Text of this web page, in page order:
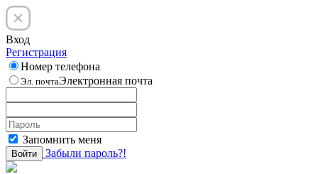
Вход
Регистрация
Номер телефона
Эл. почтаЭлектронная почта
Запомнить меня
Войти Забыли пароль?!